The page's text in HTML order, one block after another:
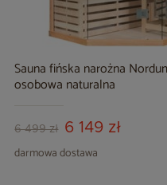
Sauna fińska narożna
osobowa naturalna
6 499 zł 6 149 zł
darmowa dostawa